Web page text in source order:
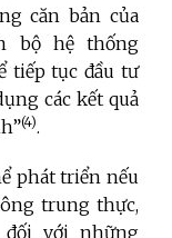
căn bản của
bộ hệ thống
tiếp tục đầu tư
các kết quả
(4).
phát triển nếu
trung thực,
với những